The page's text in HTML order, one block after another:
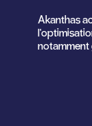
Akanthas
notamment